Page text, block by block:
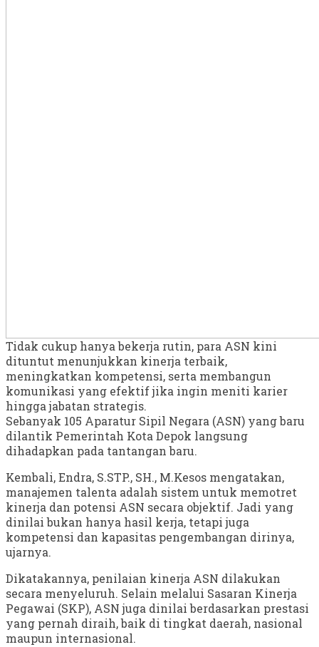
Tidak cukup hanya bekerja rutin, para ASN kini
dituntut menunjukkan kinerja terbaik,
meningkatkan kompetensi, serta membangun
komunikasi yang efektif jika ingin meniti karier
hingga jabatan strategis.
Sebanyak 105 Aparatur Sipil Negara (ASN) yang baru
dilantik Pemerintah Kota Depok langsung
dihadapkan pada tantangan baru.
Kembali, Endra, S.STP., SH., M.Kesos mengatakan,
manajemen talenta adalah sistem untuk memotret
kinerja dan potensi ASN secara objektif. Jadi yang
dinilai bukan hanya hasil kerja, tetapi juga
kompetensi dan kapasitas pengembangan dirinya,
ujarnya.
Dikatakannya, penilaian kinerja ASN dilakukan
secara menyeluruh. Selain melalui Sasaran Kinerja
Pegawai (SKP), ASN juga dinilai berdasarkan prestasi
yang pernah diraih, baik di tingkat daerah, nasional
maupun internasional.